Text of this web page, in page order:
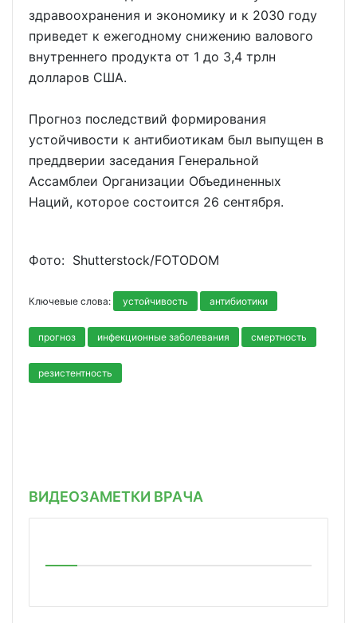
здравоохранения и экономику и к 2030 году
приведет к ежегодному снижению валового
внутреннего продукта от 1 до 3,4 трлн
долларов США.
Прогноз последствий формирования
устойчивости к антибиотикам был выпущен в
преддверии заседания Генеральной
Ассамблеи Организации Объединенных
Наций, которое состоится 26 сентября.
Фото: Shutterstoсk/FOTODOM
Ключевые слова: устойчивость антибиотики
прогноз инфекционные заболевания смертность
резистентность
ВИДЕОЗАМЕТКИ ВРАЧА